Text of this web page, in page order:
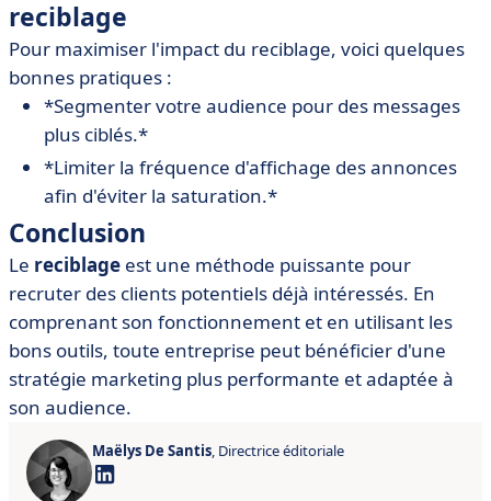
reciblage
Pour maximiser l'impact du reciblage, voici quelques
bonnes pratiques :
*Segmenter votre audience pour des messages
plus ciblés.*
*Limiter la fréquence d'affichage des annonces
afin d'éviter la saturation.*
Conclusion
Le reciblage est une méthode puissante pour
recruter des clients potentiels déjà intéressés. En
comprenant son fonctionnement et en utilisant les
bons outils, toute entreprise peut bénéficier d'une
stratégie marketing plus performante et adaptée à
son audience.
Maëlys De Santis, Directrice éditoriale